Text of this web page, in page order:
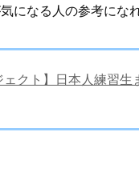
になる人の参考にな
ェクト】日本人練習